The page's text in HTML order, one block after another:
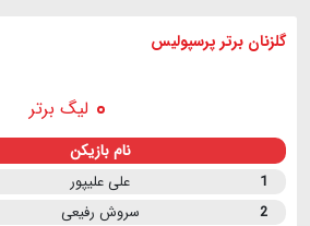
گلزنان برتر پرسپولیس
لیگ برتر
نام بازیکن
1 علی علیپور
2
سروش رفیعی